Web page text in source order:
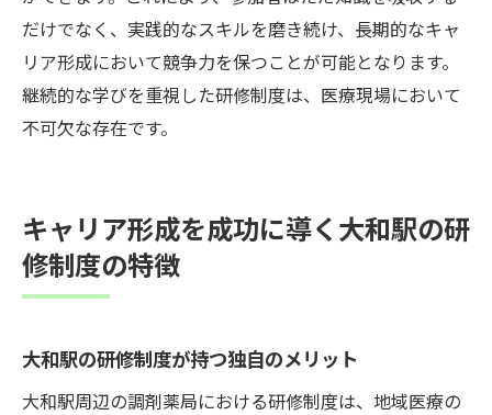
だけでなく、実践的なスキルを磨き続け、長期的なキャ
リア形成において競争力を保つことが可能となります。
継続的な学びを重視した研修制度は、医療現場において
不可欠な存在です。
キャリア形成を成功に導く大和駅の研
修制度の特徴
大和駅の研修制度が持つ独自のメリット
大和駅周辺の調剤薬局における研修制度は、地域医療の